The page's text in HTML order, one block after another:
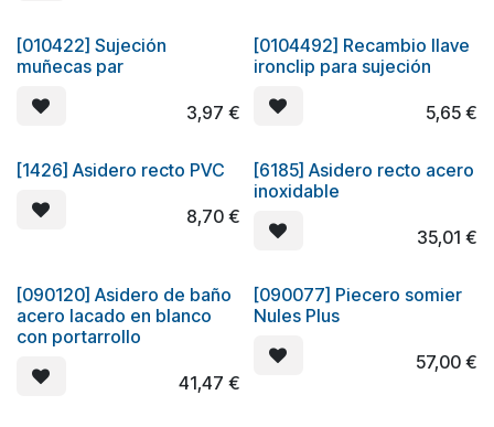
[010422] Sujeción
muñecas par
3,97 €
[0104492] Recambio llave
ironclip para sujeción
5,65€
[1426] Asidero recto PVC
8,70€
[6185] Asidero recto acero
inoxidable
35,01 €
[090120] Asidero de baño
acero lacado en blanco
con portarrollo
41,47 €
Oferta
[090077] Piecero somier
Nules Plus
57,00€